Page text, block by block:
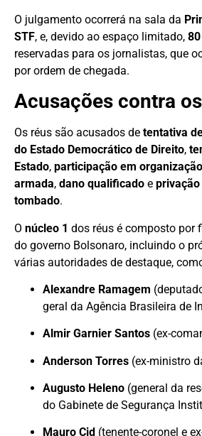
O julgamento ocorrerá na sala da
STF, e, devido ao espaço limitado,
reservadas para os jornalistas, que
por ordem de chegada.
Acusações contra
Os réus são acusados de tentativa
do Estado Democrático de Direito,
Estado, participação em
armada, dano qualificado e
tombado.
O núcleo 1 dos réus é composto por
do governo Bolsonaro, incluindo o
várias autoridades de destaque,
Alexandre Ramagem
geral da Agência Brasileira de
Almir Garnier Santos (ex-
Anderson Torres (ex-ministro
Augusto Heleno (general da
do Gabinete de Segurança
Mauro Cid (tenente-coronel e